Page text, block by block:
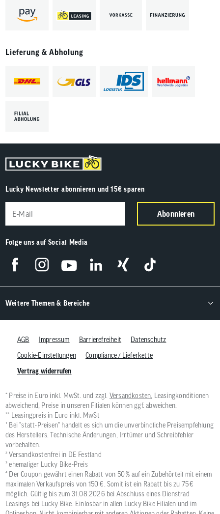
Lieferung & Abholung
Lucky Newsletter abonnieren und 15€ sparen
Abonnieren
Folge uns auf Social Media
Weitere Themen & Bereiche
AGB Impressum Barrierefreiheit
Datenschutz
Cookie-Einstellungen
Compliance / Lieferkette
Vertrag widerrufen
* Preise in Euro inkl. MwSt. und zzgl. Versandkosten , Leasingkonditionen
abweichend, Preise in unseren Filialen können ggf. abweichen.
** Leasingpreis in Euro inkl. MwSt
¹ Bei "statt-Preisen" handelt es sich um die unverbindliche Preisempfehlung
des Herstellers. Technische Änderungen, Irrtümer und Schreibfehler
vorbehalten.
² Versandkostenfrei in DE Festland
³ ehemaliger Lucky Bike-Preis
⁴ Der Coupon gewährt einen Rabatt von 50 % auf ein Zubehörteil mit einem
maximalen Verkaufspreis von 150 €. Somit ist ein Rabatt bis zu 75 €
möglich. Gültig bis zum 31.08.2026 bei Abschluss eines Dienstrad
Leasings bei Lucky Bike. Einlösbar in allen Lucky Bike Filialen und im